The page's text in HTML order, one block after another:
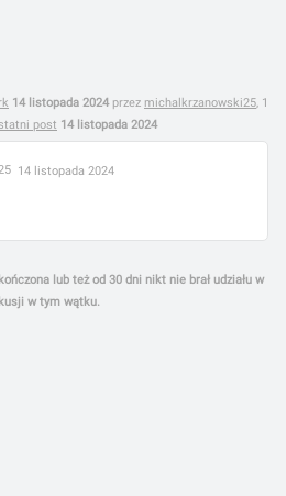
14 listopada 2024przez michalkrzanowski25, 1
post 14 listopada 2024
14 listopada 2024
lub też od 30 dni nikt nie brał udziału w
w tym wątku.